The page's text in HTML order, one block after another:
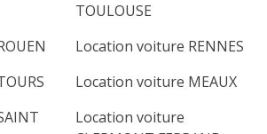
TOULOUSE
Location voiture RENNES
Location voiture MEAUX
Location voiture